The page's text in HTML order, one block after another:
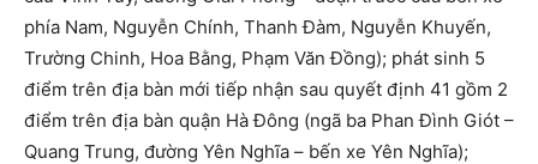
phía Nam, Nguyễn Chính, Thanh Đàm, Nguyễn Khuyến,
Trường Chinh, Hoa Bằng, Phạm Văn Đồng); phát sinh 5
điểm trên địa bàn mới tiếp nhận sau quyết định 41 gồm 2
điểm trên địa bàn quận Hà Đông (ngã ba Phan Đình Giót –
Quang Trung, đường Yên Nghĩa – bến xe Yên Nghĩa);